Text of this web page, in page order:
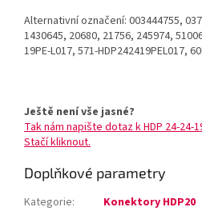
Alternativní označení: 003444755,
1430645, 20680, 21756, 245974,
19PE-L017, 571-HDP242419PEL017,
Ještě není vše jasné?
Tak nám napište dotaz k HDP 24-24-
Stačí kliknout.
Doplňkové parametry
Kategorie:
Konektory HDP20